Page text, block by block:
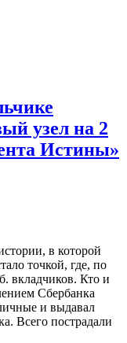
узел на 2
Истины»
в которой
точкой, где, по
вкладчиков. Кто и
Сбербанка
и выдавал
Всего пострадали